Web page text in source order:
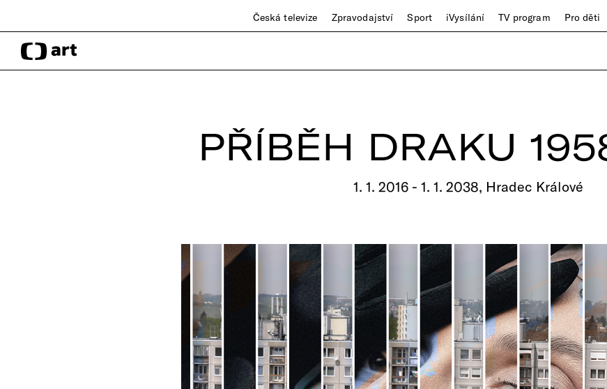
Česká televize Zpravodajství Sport iVysílání TV program Pro děti
PŘÍBĚH DRAKU
1. 1. 2016 - 1. 1. 2038, Hradec Králové